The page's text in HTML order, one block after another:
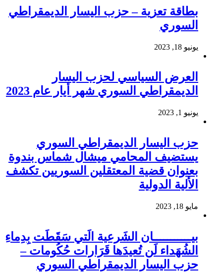
بطاقة تعزية – حزب اليسار الديمقراطي
السوري
يونيو 18, 2023
العرض السياسي لحزب اليسار
الديمقراطي السوري شهر أيار عام 2023
يونيو 1, 2023
حزب اليسار الديمقراطي السوري
يستضيف المحامي ميشال شماس بندوة
بعنوان قضية المعتقلين السوريين تكشف
الألية الدولية
مايو 18, 2023
بيـــــــــــان الشَرعية الَتي سَقَطَت بِدِماءِ
الشُهَداء لَن تُعيدَها قَرَارات حُكُومات –
حزب اليسار الديمقراطي السوري